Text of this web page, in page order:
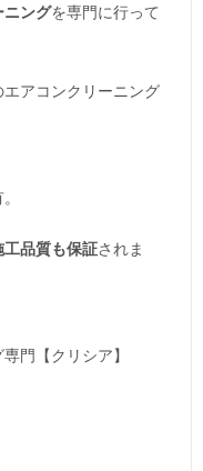
ニングを専門に行って
アコンクリーニング
工品質も保証されま
門【クリシア】